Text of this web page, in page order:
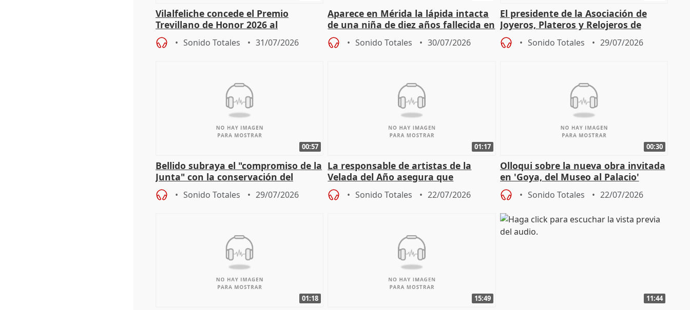
Vilalfeliche concede el Premio
Trevillano de Honor 2026 al
periodista Xabier Fortes
Sonido Totales 31/07/2026
Aparece en Mérida la lápida intacta
de una niña de diez años fallecida en
el año 519 d.C.
Sonido Totales 30/07/2026
El presidente de la Asociación de
Joyeros, Plateros y Relojeros de
Córdoba celebra la IGP
Sonido Totales 29/07/2026
00:57
Bellido subraya el "compromiso de la
Junta" con la conservación del
patrimonio en Córdoba
Sonido Totales 29/07/2026
01:17
La responsable de artistas de la
Velada del Año asegura que
"Andalucía está muy presente" en la
cita
Sonido Totales 22/07/2026
00:30
Olloqui sobre la nueva obra invitada
en 'Goya, del Museo al Palacio'
Sonido Totales 22/07/2026
01:18 15:49 11:44